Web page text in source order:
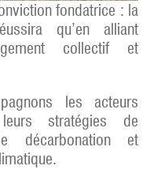
fondatrice : la
qu’en alliant
collectif et
les acteurs
stratégies de
décarbonation et